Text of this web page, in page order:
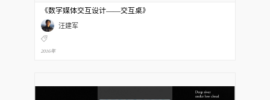
《数字媒体交互设计——交互桌》
汪建军
2016年